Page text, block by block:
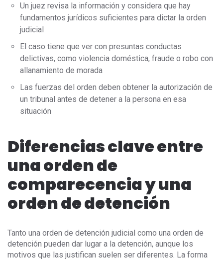
Un juez revisa la información y considera que hay
fundamentos jurídicos suficientes para dictar la orden
judicial
El caso tiene que ver con presuntas conductas
delictivas, como violencia doméstica, fraude o robo con
allanamiento de morada
Las fuerzas del orden deben obtener la autorización de
un tribunal antes de detener a la persona en esa
situación
Diferencias clave entre
una orden de
comparecencia y una
orden de detención
Tanto una orden de detención judicial como una orden de
detención pueden dar lugar a la detención, aunque los
motivos que las justifican suelen ser diferentes. La forma